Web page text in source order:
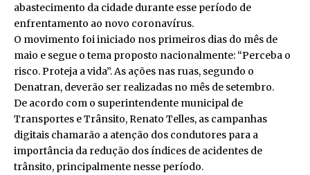
abastecimento da cidade durante esse período de
enfrentamento ao novo coronavírus.
O movimento foi iniciado nos primeiros dias do mês de
maio e segue o tema proposto nacionalmente: “Perceba o
risco. Proteja a vida”. As ações nas ruas, segundo o
Denatran, deverão ser realizadas no mês de setembro.
De acordo com o superintendente municipal de
Transportes e Trânsito, Renato Telles, as campanhas
digitais chamarão a atenção dos condutores para a
importância da redução dos índices de acidentes de
trânsito, principalmente nesse período.